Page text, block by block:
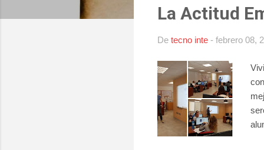
La Actitud
De tecno inte - febrero 08,